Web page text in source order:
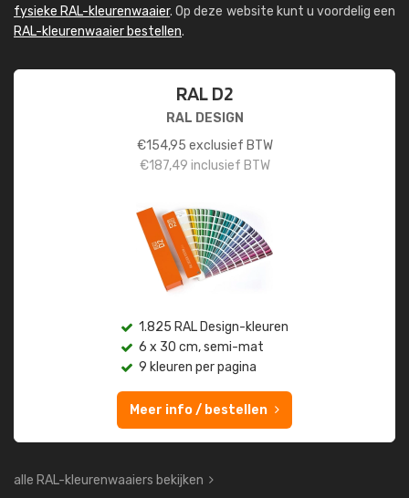
fysieke RAL-kleurenwaaier. Op deze website kunt u voordelig een
RAL-kleurenwaaier bestellen.
RAL D2
RAL DESIGN
€154,95 exclusief BTW
€187,49 inclusief BTW
1.825 RAL Design-kleuren
6 x 30 cm, semi-mat
9 kleuren per pagina
Meer info / bestellen
alle RAL-kleurenwaaiers bekijken